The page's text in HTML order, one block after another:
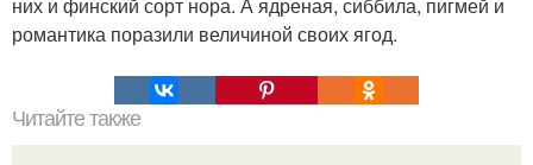
романтика поразили величиной своих ягод.
Читайте также